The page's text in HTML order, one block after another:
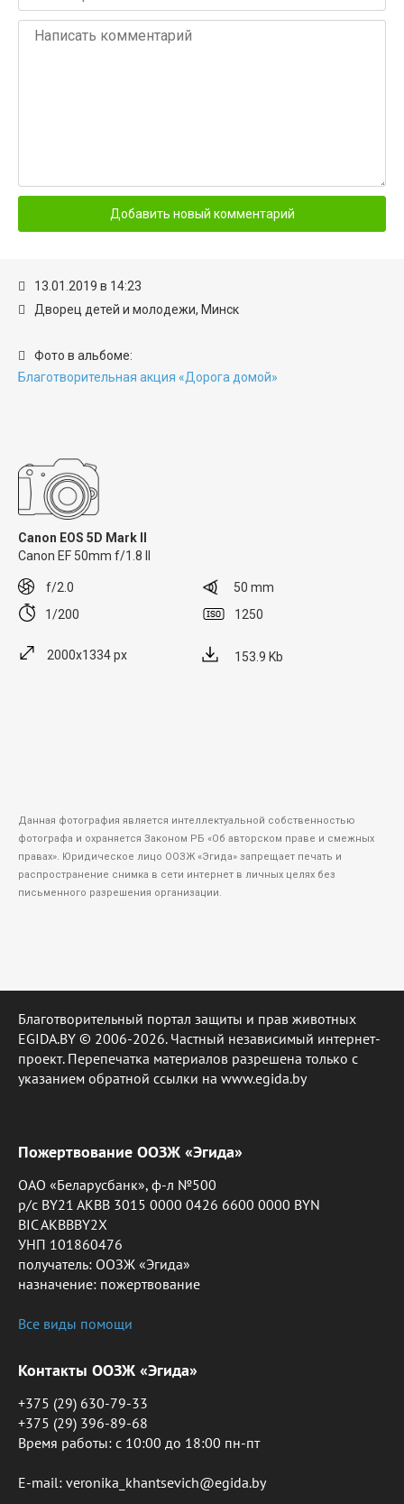
13.01.2019 в 14:23
Дворец детей и молодежи, Минск
Фото в альбоме:
Благотворительная акция «Дорога домой»
Canon EOS 5D Mark II
Canon EF 50mm f/1.8 II
f/2.0
50 mm
1/200
1250
2000x1334 px 153.9 Kb
Данная фотография является интеллектуальной собственностью
фотографа и охраняется Законом РБ «Об авторском праве и смежных
правах». Юридическое лицо ООЗЖ «Эгида» запрещает печать и
распространение снимка в сети интернет в личных целях без
письменного разрешения организации.
Благотворительный портал защиты и прав животных
EGIDA.BY © 2006-2026. Частный независимый интернет-
проект. Перепечатка материалов разрешена только с
указанием обратной ссылки на www.egida.by
Пожертвование ООЗЖ «Эгида»
ОАО «Беларусбанк», ф-л №500
р/с BY21 AKBB 3015 0000 0426 6600 0000 BYN
BIC AKBBBY2X
УНП 101860476
получатель: ООЗЖ «Эгида»
назначение: пожертвование
Все виды помощи
Контакты ООЗЖ «Эгида»
+375 (29) 630-79-33
+375 (29) 396-89-68
Время работы: c 10:00 до 18:00 пн-пт
E-mail: veronika_khantsevich@egida.by